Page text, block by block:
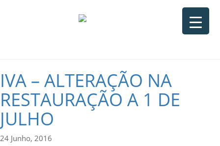
IVA – ALTERAÇÃO NA
RESTAURAÇÃO A 1 DE
JULHO
24 Junho, 2016